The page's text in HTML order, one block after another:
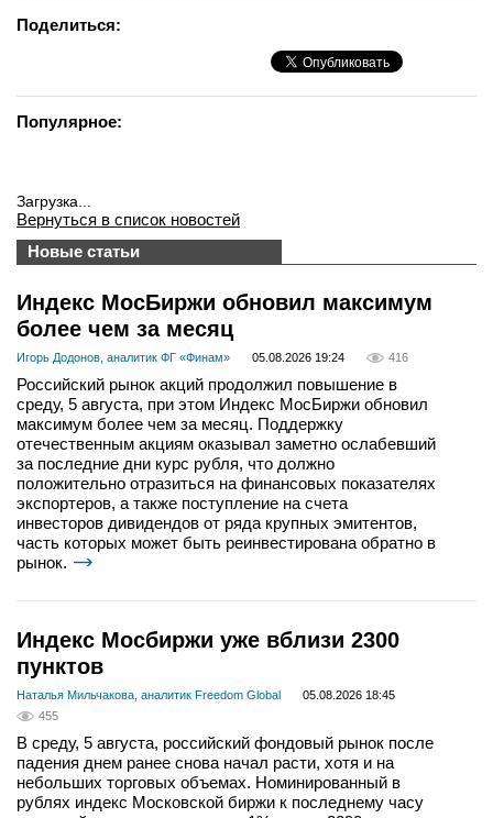
Поделиться:
Популярное:
Загрузка...
Вернуться в список новостей
Новые статьи
Индекс МосБиржи обновил максимум
более чем за месяц
Игорь Додонов, аналитик ФГ «Финам» 05.08.2026 19:24 416
Российский рынок акций продолжил повышение в
среду, 5 августа, при этом Индекс МосБиржи обновил
максимум более чем за месяц. Поддержку
отечественным акциям оказывал заметно ослабевший
за последние дни курс рубля, что должно
положительно отразиться на финансовых показателях
экспортеров, а также поступление на счета
инвесторов дивидендов от ряда крупных эмитентов,
часть которых может быть реинвестирована обратно в
рынок.
Индекс Мосбиржи уже вблизи 2300
пунктов
Наталья Мильчакова, аналитик Freedom Global
05.08.2026 18:45
455
В среду, 5 августа, российский фондовый рынок после
падения днем ранее снова начал расти, хотя и на
небольших торговых объемах. Номинированный в
рублях индекс Московской биржи к последнему часу